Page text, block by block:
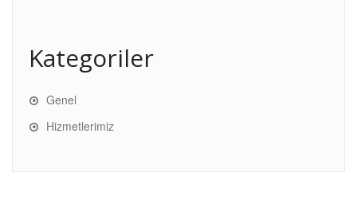
Kategoriler
Genel
Hizmetlerimiz